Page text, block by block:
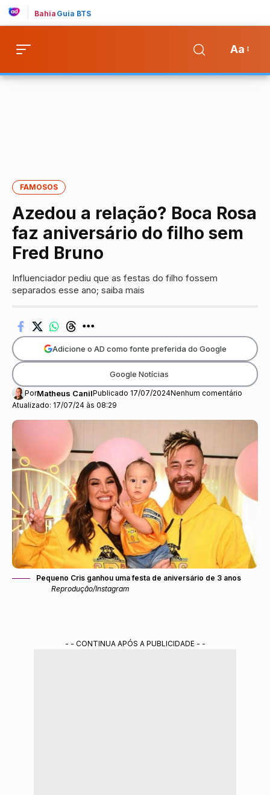
Bahia Guia BTS
Aa
FAMOSOS
Azedou a relação? Boca Rosa
faz aniversário do filho sem
Fred Bruno
Influenciador pediu que as festas do filho fossem
separados esse ano; saiba mais
Atualizado: 17/07/24 às 08:29
PorMatheus CanilPublicado 17/07/2024Nenhum comentário
Adicione o AD como fonte preferida do Google
Google Notícias
Pequeno Cris ganhou uma festa de aniversário de 3 anos
Reprodução/Instagram
- - CONTINUA APÓS A PUBLICIDADE - -